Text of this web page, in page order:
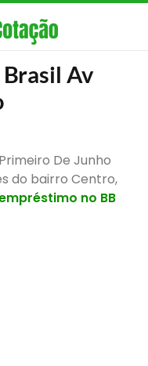
Av
De Junho
do bairro Centro,
no BB